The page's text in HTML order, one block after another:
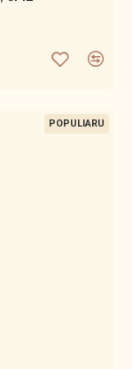
POPULIARU